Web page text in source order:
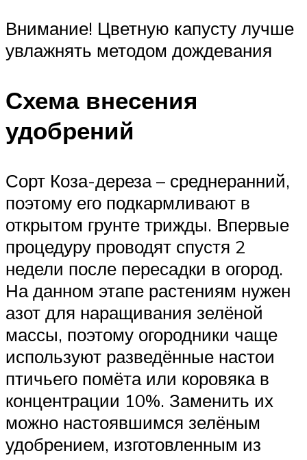
Внимание! Цветную капусту лучше
увлажнять методом дождевания
Схема внесения
удобрений
Сорт Коза-дереза – среднеранний,
поэтому его подкармливают в
открытом грунте трижды. Впервые
процедуру проводят спустя 2
недели после пересадки в огород.
На данном этапе растениям нужен
азот для наращивания зелёной
массы, поэтому огородники чаще
используют разведённые настои
птичьего помёта или коровяка в
концентрации 10%. Заменить их
можно настоявшимся зелёным
удобрением, изготовленным из